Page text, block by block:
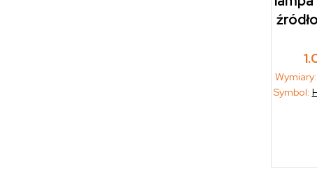
Wymiary:
Symbol: